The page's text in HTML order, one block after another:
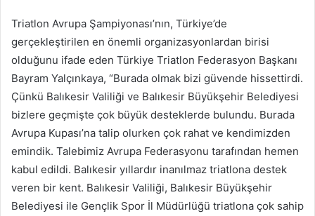
Triatlon Avrupa Şampiyonası’nın, Türkiye’de
gerçekleştirilen en önemli organizasyonlardan birisi
olduğunu ifade eden Türkiye Triatlon Federasyon Başkanı
Bayram Yalçınkaya, “Burada olmak bizi güvende hissettirdi.
Çünkü Balıkesir Valiliği ve Balıkesir Büyükşehir Belediyesi
bizlere geçmişte çok büyük desteklerde bulundu. Burada
Avrupa Kupası’na talip olurken çok rahat ve kendimizden
emindik. Talebimiz Avrupa Federasyonu tarafından hemen
kabul edildi. Balıkesir yıllardır inanılmaz triatlona destek
veren bir kent. Balıkesir Valiliği, Balıkesir Büyükşehir
Belediyesi ile Gençlik Spor İl Müdürlüğü triatlona çok sahip